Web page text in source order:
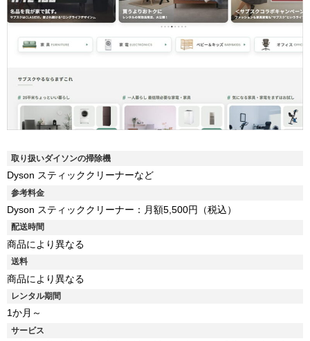
取り扱いダイソンの掃除機
Dyson スティッククリーナーなど
参考料金
Dyson スティッククリーナー：月額5,500円（税込）
配送時間
商品により異なる
送料
商品により異なる
レンタル期間
1か月～
サービス